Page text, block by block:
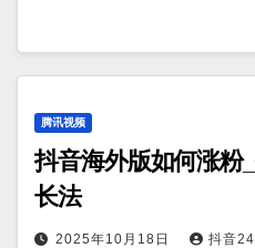
腾讯视频
抖音海外版如何涨粉
长法
2025年10月18日 抖音